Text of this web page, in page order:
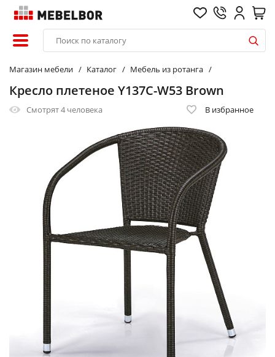
Магазин мебели Каталог Мебель из ротанга
Кресло плетеное Y137C-W53 Brown
Смотрят4 человека В избранное